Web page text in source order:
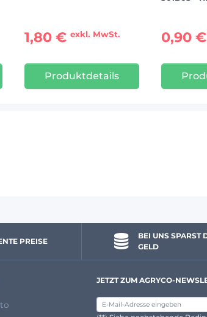
1,80 € exkl. MwSt.
Produktdetails
0,90
PREISE
BEI UNS SPARST
GELD
JETZT ZUM AGRYCO-